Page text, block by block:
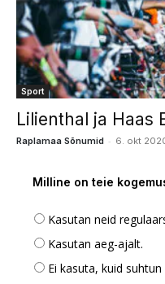
Sport
Lilienthal ja Haas
Raplamaa Sõnumid - 6. okt
Milline on teie
Kasutan neid
Kasutan aeg-ajalt.
Ei kasuta, kuid